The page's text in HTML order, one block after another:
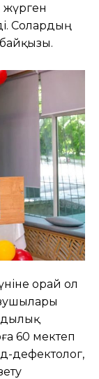
жүрген
Солардың
орай ол
60 мектеп
дефектолог,